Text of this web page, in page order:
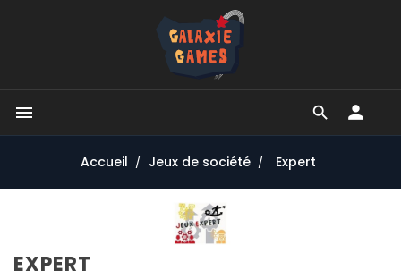


Accueil Jeux de société Expert
EXPERT